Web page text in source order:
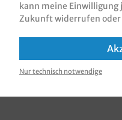
Informationen zur
kann meine
Zukunft widerrufen oder
Nur technisch notwendige